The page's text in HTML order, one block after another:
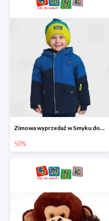
Zimowa wyprzedaż w Smyku do -50%
50%